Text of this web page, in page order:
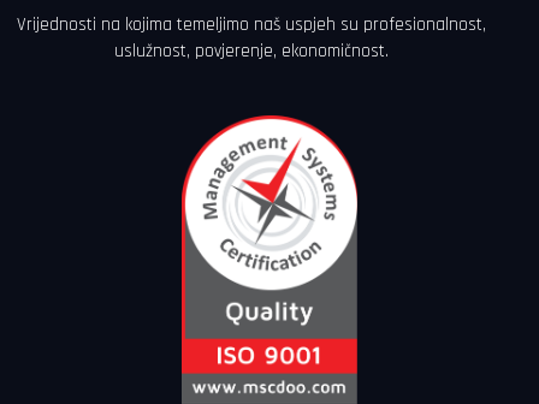
Vrijednosti na kojima temeljimo naš uspjeh su profesionalnost,
uslužnost, povjerenje, ekonomičnost.